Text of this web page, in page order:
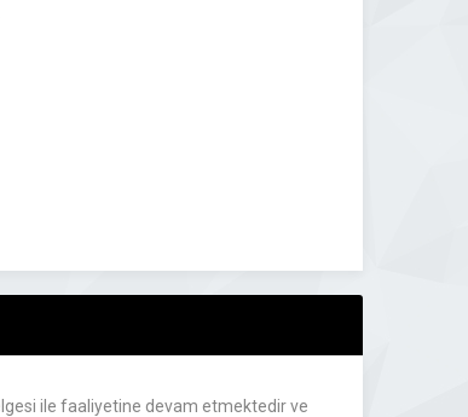
ile faaliyetine devam etmektedir ve